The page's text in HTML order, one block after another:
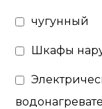
чугунный
Шкафы